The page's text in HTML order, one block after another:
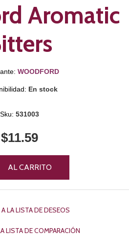
Aromatic
WOODFORD
En stock
Sku: 531003
$11.59